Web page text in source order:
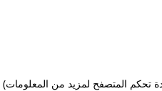
تحكم المتصفح لمزيد من المعلومات)